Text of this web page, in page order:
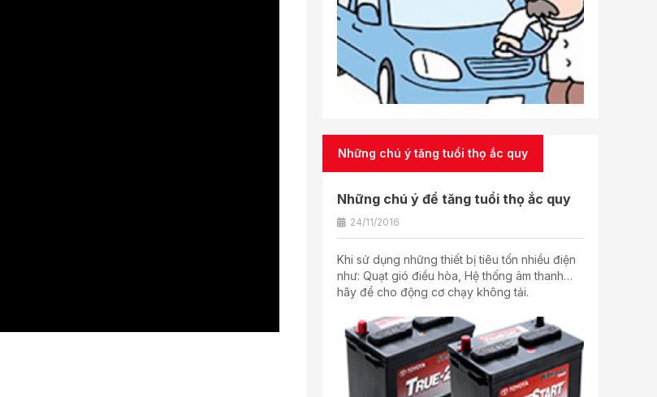
Những chú ý tăng tuổi thọ ắc quy
Những chú ý để tăng tuổi thọ ắc quy
24/11/2016
Khi sử dụng những thiết bị tiêu tốn nhiều điện
như: Quạt gió điều hòa, Hệ thống âm thanh…
hãy để cho động cơ chạy không tải.